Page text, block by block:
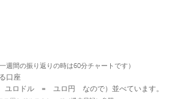
週間の振り返りの時は60分チャートです）
口座
ロドル = ユロ円 なので）並べています。